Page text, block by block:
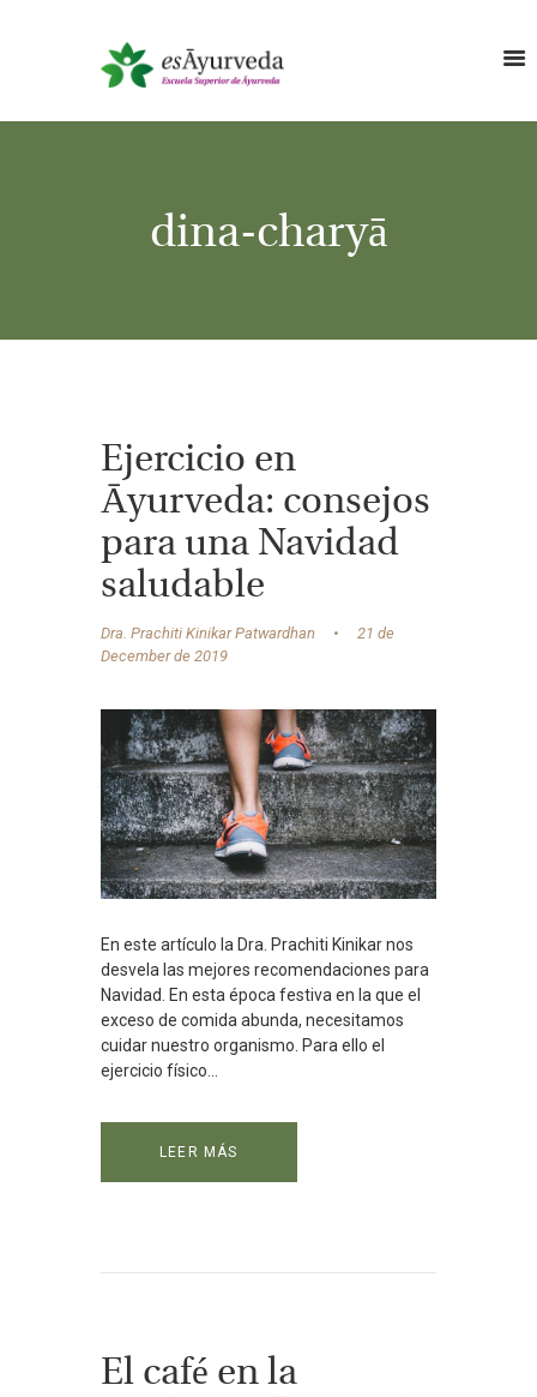
dina-charyā
Ejercicio en
Āyurveda: consejos
para una Navidad
saludable
Dra. Prachiti Kinikar Patwardhan
21 de
December de 2019
En este artículo la Dra. Prachiti Kinikar nos
desvela las mejores recomendaciones para
Navidad. En esta época festiva en la que el
exceso de comida abunda, necesitamos
cuidar nuestro organismo. Para ello el
ejercicio físico...
LEER MÁS
El café en la